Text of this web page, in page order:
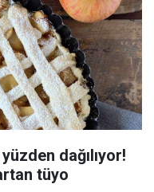
dağılıyor!
tüyo